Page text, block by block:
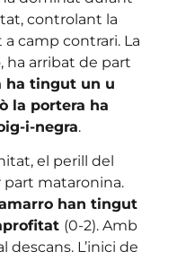
controlant la
camp contrari. La
ha arribat de part
ha tingut un u
la portera ha
i-negra.
el perill del
mataronina.
han tingut
(0-2). Amb
descans. L’inici de